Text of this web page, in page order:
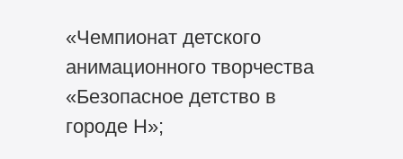
«Чемпионат детского
анимационного творчества
«Безопасное детство в
городе Н»;